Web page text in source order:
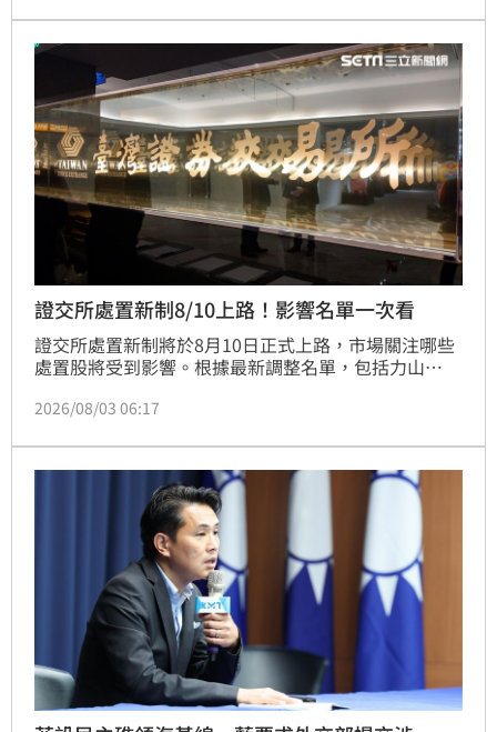
此，法院裁定，於今天（7日）起延長羈押禁見2個月。
證交所處置新制8/10上路！影響名單一次看
證交所處置新制將於8月10日正式上路，市場關注哪些
處置股將受到影響。根據最新調整名單，包括力山
（3055）、大量（3167）、台勝科（3532）、愛普
適用縮短規定，多數處置結束日提前至8月7日。
2026/08/03 06:17